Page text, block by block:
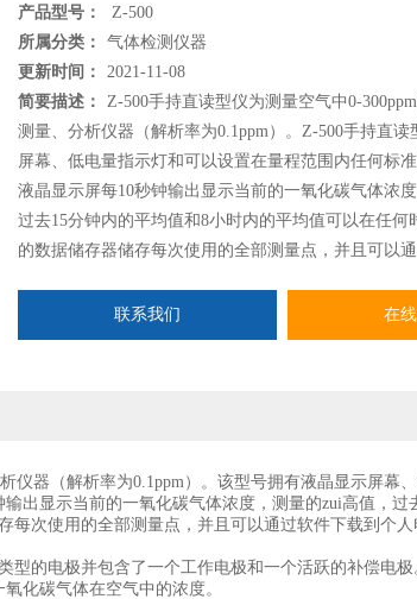
产品型号：
Z-500
所属分类：
气体检测仪器
更新时间：
2021-11-08
简要描述：
Z-500手持直读型仪为测量空气中0-
测量、分析仪器（解析率为0.1ppm）。Z-500手持直
屏幕、低电量指示灯和可以设置在量程范围内任何标准
液晶显示屏每10秒钟输出显示当前的一氧化碳气体浓
过去15分钟内的平均值和8小时内的平均值可以在任何
的数据储存器储存每次使用的全部测量点，并且可以
联系我们
在
仪器（解析率为0.1ppm）。该型号拥有液晶显示屏幕
出显示当前的一氧化碳气体浓度，测量的zui高值，过
次使用的全部测量点，并且可以通过软件下载到个人
型的电极并包含了一个工作电极和一个活跃的补偿电
化碳气体在空气中的浓度。